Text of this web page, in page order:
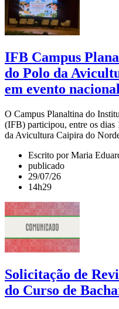
IFB Campus
do Polo da
em evento
O Campus Planaltina do
(IFB) participou, entre os dias
da Avicultura Caipira do
Escrito por Maria
publicado
29/07/26
14h29
Solicitação de
do Curso de